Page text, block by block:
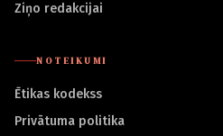
Ziņo redakcijai
NOTEIKUMI
Ētikas kodekss
Privātuma politika